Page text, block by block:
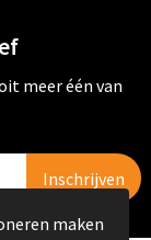
meer één van
maken